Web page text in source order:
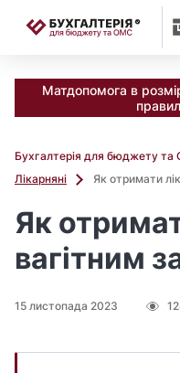
Матдопомога в
Бухгалтерія для бюджету
Лікарняні
Як отримати
Як
вагітним
15 листопада 2023